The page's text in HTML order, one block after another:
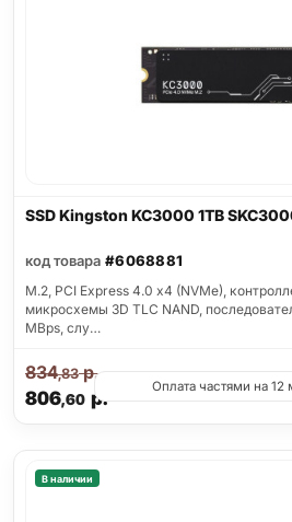
SSD Kingston KC3000 1TB
код товара #6068881
M.2, PCI Express 4.0 x4 (NVMe),
микросхемы 3D TLC NAND,
MBps, слу…
806,60р.
834,83р.
Оплата частями на 12
В наличии